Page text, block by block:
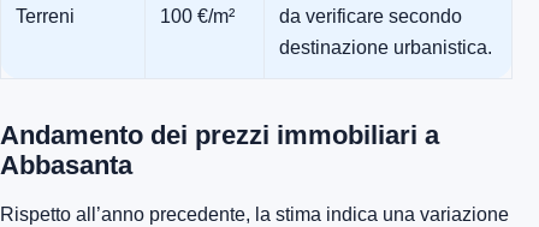
Terreni 100 €/m²
da verificare secondo
destinazione urbanistica.
Andamento dei prezzi immobiliari a
Abbasanta
Rispetto all’anno precedente, la stima indica una variazione